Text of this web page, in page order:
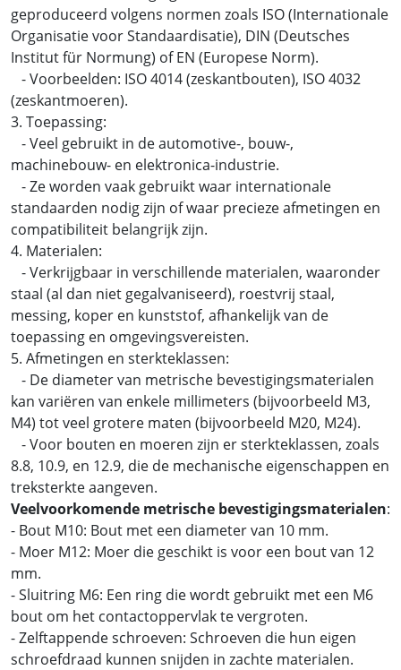
geproduceerd volgens normen zoals ISO (Internationale
Organisatie voor Standaardisatie), DIN (Deutsches
Institut für Normung) of EN (Europese Norm).
- Voorbeelden: ISO 4014 (zeskantbouten), ISO 4032
(zeskantmoeren).
3. Toepassing:
- Veel gebruikt in de automotive-, bouw-,
machinebouw- en elektronica-industrie.
- Ze worden vaak gebruikt waar internationale
standaarden nodig zijn of waar precieze afmetingen en
compatibiliteit belangrijk zijn.
4. Materialen:
- Verkrijgbaar in verschillende materialen, waaronder
staal (al dan niet gegalvaniseerd), roestvrij staal,
messing, koper en kunststof, afhankelijk van de
toepassing en omgevingsvereisten.
5. Afmetingen en sterkteklassen:
- De diameter van metrische bevestigingsmaterialen
kan variëren van enkele millimeters (bijvoorbeeld M3,
M4) tot veel grotere maten (bijvoorbeeld M20, M24).
- Voor bouten en moeren zijn er sterkteklassen, zoals
8.8, 10.9, en 12.9, die de mechanische eigenschappen en
treksterkte aangeven.
Veelvoorkomende metrische bevestigingsmaterialen:
- Bout M10: Bout met een diameter van 10 mm.
- Moer M12: Moer die geschikt is voor een bout van 12
mm.
- Sluitring M6: Een ring die wordt gebruikt met een M6
bout om het contactoppervlak te vergroten.
- Zelftappende schroeven: Schroeven die hun eigen
schroefdraad kunnen snijden in zachte materialen.